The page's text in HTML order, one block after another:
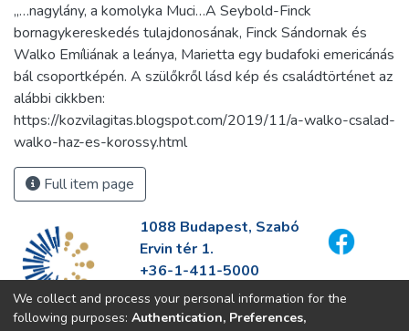
„…nagylány, a komolyka Muci…A Seybold-Finck
bornagykereskedés tulajdonosának, Finck Sándornak és
Walko Emíliának a leánya, Marietta egy budafoki emericánás
bál csoportképén. A szülőkről lásd kép és családtörténet az
alábbi cikkben:
https://kozvilagitas.blogspot.com/2019/11/a-walko-csalad-
walko-haz-es-korossy.html
Full item page
1088 Budapest, Szabó
Ervin tér 1.
+36-1-411-5000
info@fszek.hu
https://fszek.hu
We collect and process your personal information for the
following purposes: Authentication, Preferences,